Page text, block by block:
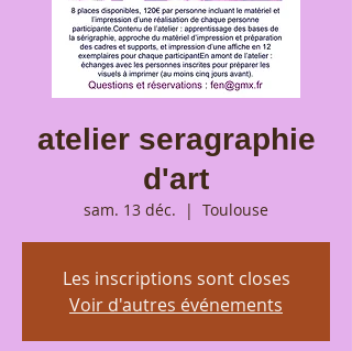
atelier seragraphie
d'art
sam. 13 déc.
  |
Toulouse
Les inscriptions sont closes
Voir d'autres événements